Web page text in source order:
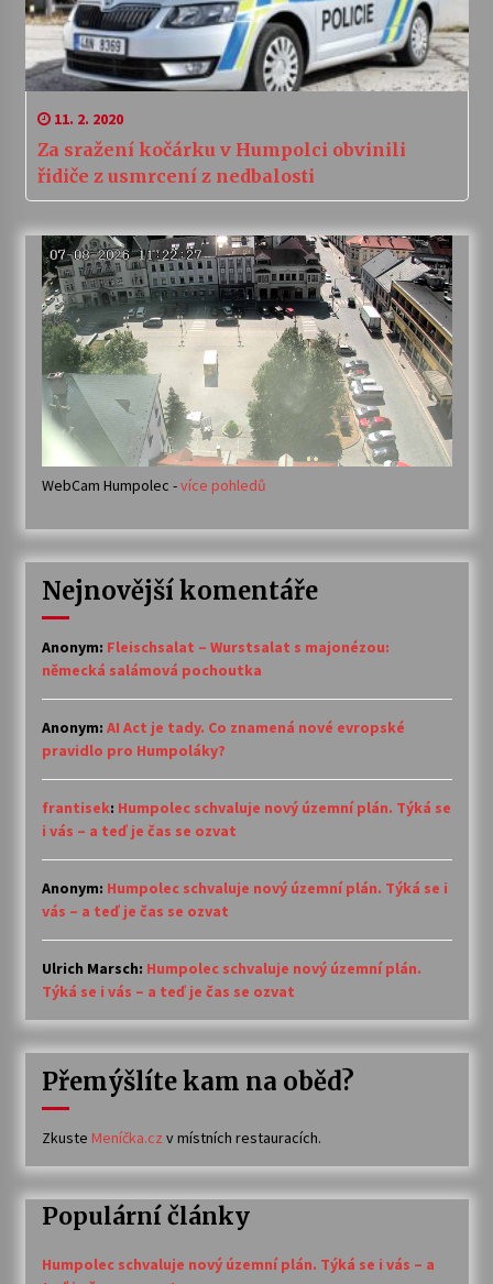
11. 2. 2020
Za sražení kočárku v Humpolci obvinili
řidiče z usmrcení z nedbalosti
WebCam Humpolec -více pohledů
Nejnovější komentáře
Anonym: Fleischsalat – Wurstsalat s majonézou:
německá salámová pochoutka
Anonym: AI Act je tady. Co znamená nové evropské
pravidlo pro Humpoláky?
frantisek: Humpolec schvaluje nový územní plán. Týká se
i vás – a teď je čas se ozvat
Anonym: Humpolec schvaluje nový územní plán. Týká se i
vás – a teď je čas se ozvat
Ulrich Marsch: Humpolec schvaluje nový územní plán.
Týká se i vás – a teď je čas se ozvat
Přemýšlíte kam na oběd?
Zkuste Meníčka.cz v místních restauracích.
Populární články
Humpolec schvaluje nový územní plán. Týká se i vás – a